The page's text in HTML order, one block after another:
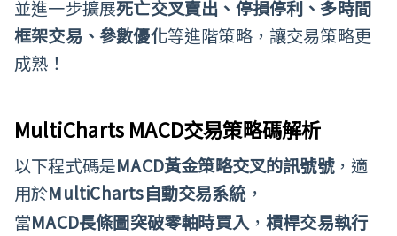
並進一步擴展死亡交叉賣出、停損停利、多時間
框架交易、參數優化等進階策略，讓交易策略更
成熟！
MultiCharts MACD交易策略碼解析
以下程式碼是MACD黃金策略交叉的訊號號，適
用於MultiCharts自動​​交易系統，
當MACD長條圖突破零軸時買入，槓桿交易執行